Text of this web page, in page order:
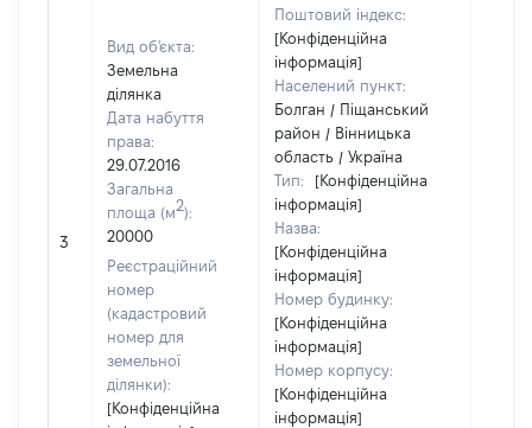
3
Вид об'єкта:
Земельна
ділянка
Дата набуття
права:
29.07.2016
Загальна
площа (м2):
20000
Реєстраційний
номер
(кадастровий
номер для
земельної
ділянки):
[Конфіденційна
Поштовий індекс:
[Конфіденційна
інформація]
Населений пункт:
Болган / Піщанський
район / Вінницька
область / Україна
Тип:
[Конфіденційна
інформація]
Назва:
[Конфіденційна
інформація]
Номер будинку:
[Конфіденційна
інформація]
Номер корпусу:
[Конфіденційна
інформація]